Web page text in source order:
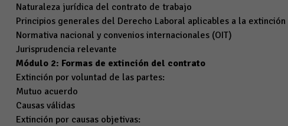
Naturaleza jurídica del contrato de trabajo
Principios generales del Derecho Laboral aplicables a la extinción
Normativa nacional y convenios internacionales (OIT)
Jurisprudencia relevante
Módulo 2: Formas de extinción del contrato
Extinción por voluntad de las partes:
Mutuo acuerdo
Causas válidas
Extinción por causas objetivas: